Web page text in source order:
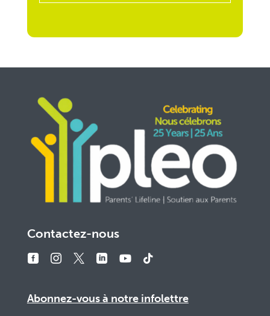
Contactez-nous
Abonnez-vous à notre infolettre